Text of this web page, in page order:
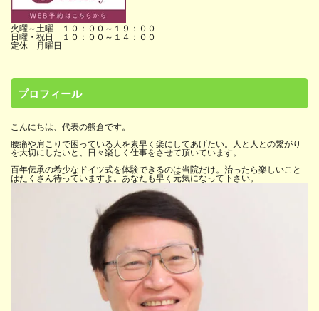
火曜～土曜 １０：００～１９：００
日曜・祝日 １０：００～１４：００
定休 月曜日
プロフィール
こんにちは、代表の熊倉です。
腰痛や肩こりで困っている人を素早く楽にしてあげたい。人と人との繋がり
を大切にしたいと、日々楽しく仕事をさせて頂いています。
百年伝承の希少なドイツ式を体験できるのは当院だけ。治ったら楽しいこと
はたくさん待っていますよ。あなたも早く元気になって下さい。